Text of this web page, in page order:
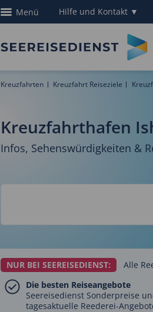
Menü Hilfe und Kontakt ▼
Kreuzfahrten Kreuzfahrt Reiseziele
Kreuzfahrthafen
Infos, Sehenswürdigkeiten &
NUR BEI SEEREISEDIENST:
Alle
Die besten Reiseangebote
Seereisedienst Sonderpreise
tagesaktuelle Reederei-